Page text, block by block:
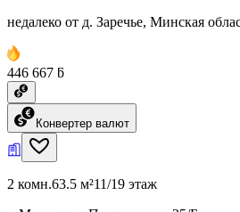
недалеко от д. Заречье, Минская
446 667 ƃ
Конвертер валют
2 комн.63.5 м²11/19 этаж